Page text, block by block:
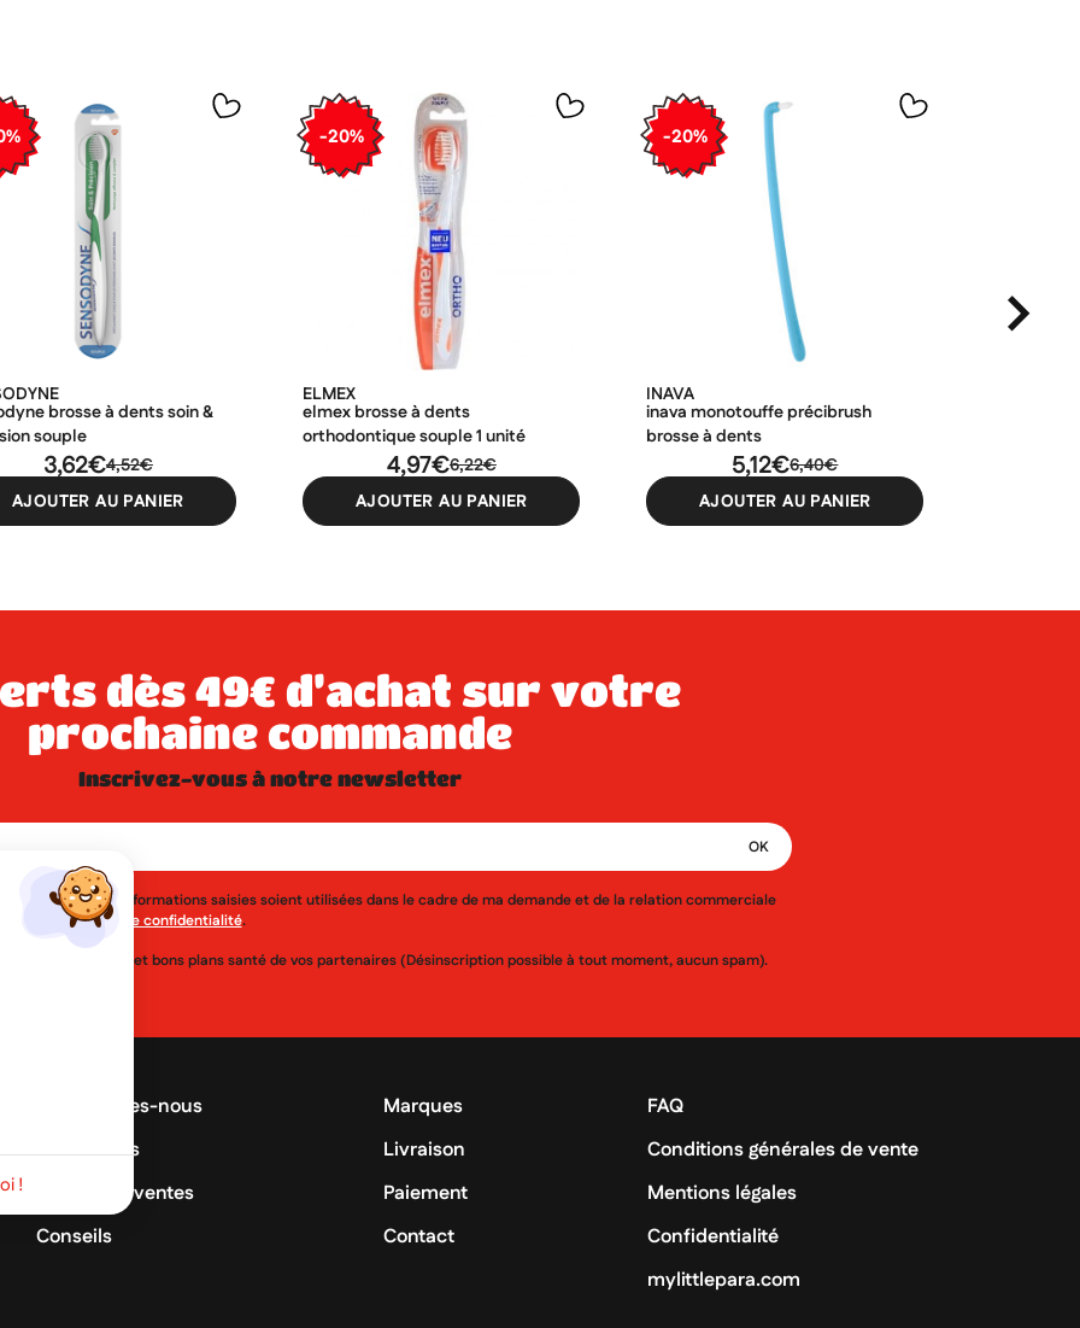
brosse à dents soin &
souple
4,52€
3,62€
AJOUTER AU PANIER
-20%
ELMEX
elmex brosse à dents
orthodontique souple 1 unité
6,22€
4,97€
AJOUTER AU PANIER
-20%
INAVA
inava monotouffe précibrush
brosse à dents
6,40€
5,12€
AJOUTER AU PANIER
prochaine commande
inscrivez-vous à notre newsletter
que les informations saisies soient utilisées dans le cadre de ma demande et de la relation commerciale
politique de confidentialité.
réductions et bons plans santé de vos partenaires (Désinscription possible à tout moment, aucun spam).
Qui sommes-nous
Promotions
Meilleures ventes
Conseils
Marques
Livraison
Paiement
Contact
FAQ
Conditions générales de vente
Mentions légales
Confidentialité
mylittlepara.com
!